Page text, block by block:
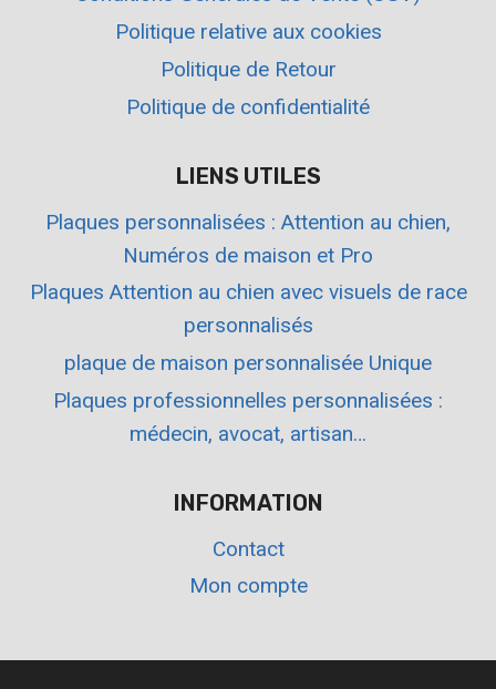
Politique relative aux cookies
Politique de Retour
Politique de confidentialité
LIENS UTILES
Plaques personnalisées : Attention au chien,
Numéros de maison et Pro
Plaques Attention au chien avec visuels de race
personnalisés
plaque de maison personnalisée Unique
Plaques professionnelles personnalisées :
médecin, avocat, artisan…
INFORMATION
Contact
Mon compte